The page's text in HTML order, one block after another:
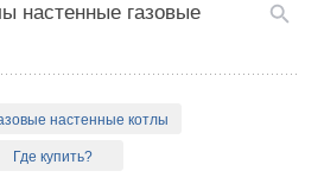
настенные газовые
настенные котлы
Где купить?